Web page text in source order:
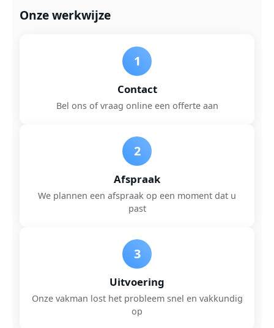
Onze werkwijze
1
Contact
Bel ons of vraag online een offerte aan
2
Afspraak
We plannen een afspraak op een moment dat u
past
3
Uitvoering
Onze vakman lost het probleem snel en vakkundig
op